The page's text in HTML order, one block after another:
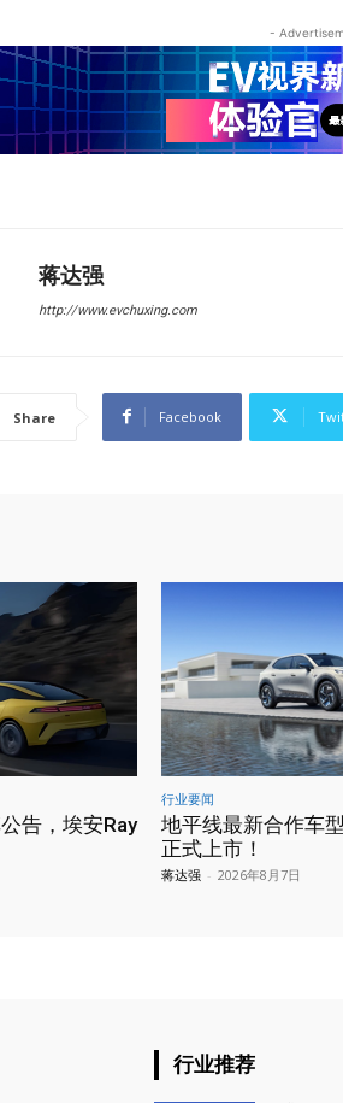
-
蒋达强
http://www.evchuxing.com
Share Facebook
告，埃安Ray
行业要闻
地平线最新合作车
正式上市！
蒋达强 - 2026年8月7日
行业推荐